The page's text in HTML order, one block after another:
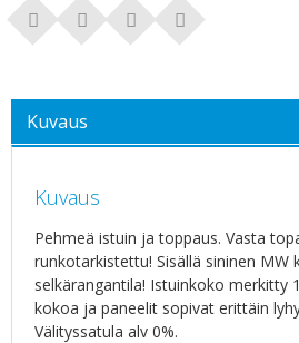
Kuvaus
Kuvaus
Pehmeä istuin ja toppaus. Vasta
runkotarkistettu! Sisällä sininen MW
selkärangantila! Istuinkoko merkitty
kokoa ja paneelit sopivat erittäin
Välityssatula alv 0%.